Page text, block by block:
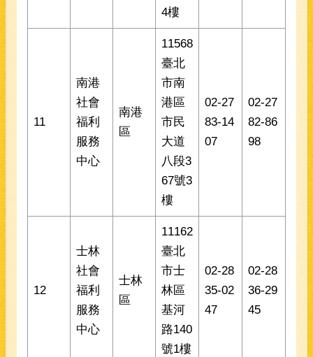
4樓
11
南港
社會
福利
服務
中心
南港
區
11568
臺北
市南
港區
市民
大道
八段3
67號3
樓
02-27
83-14
07
02-27
82-86
98
12
士林
社會
福利
服務
中心
士林
區
11162
臺北
市士
林區
基河
路140
號1樓
02-28
35-02
47
02-28
36-29
45